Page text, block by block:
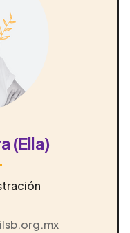
(Ella)